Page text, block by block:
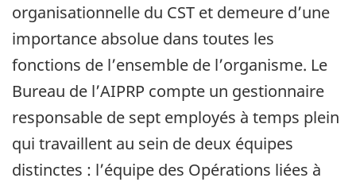
organisationnelle du CST et demeure d’une
importance absolue dans toutes les
fonctions de l’ensemble de l’organisme. Le
Bureau de l’AIPRP compte un gestionnaire
responsable de sept employés à temps plein
qui travaillent au sein de deux équipes
distinctes : l’équipe des Opérations liées à